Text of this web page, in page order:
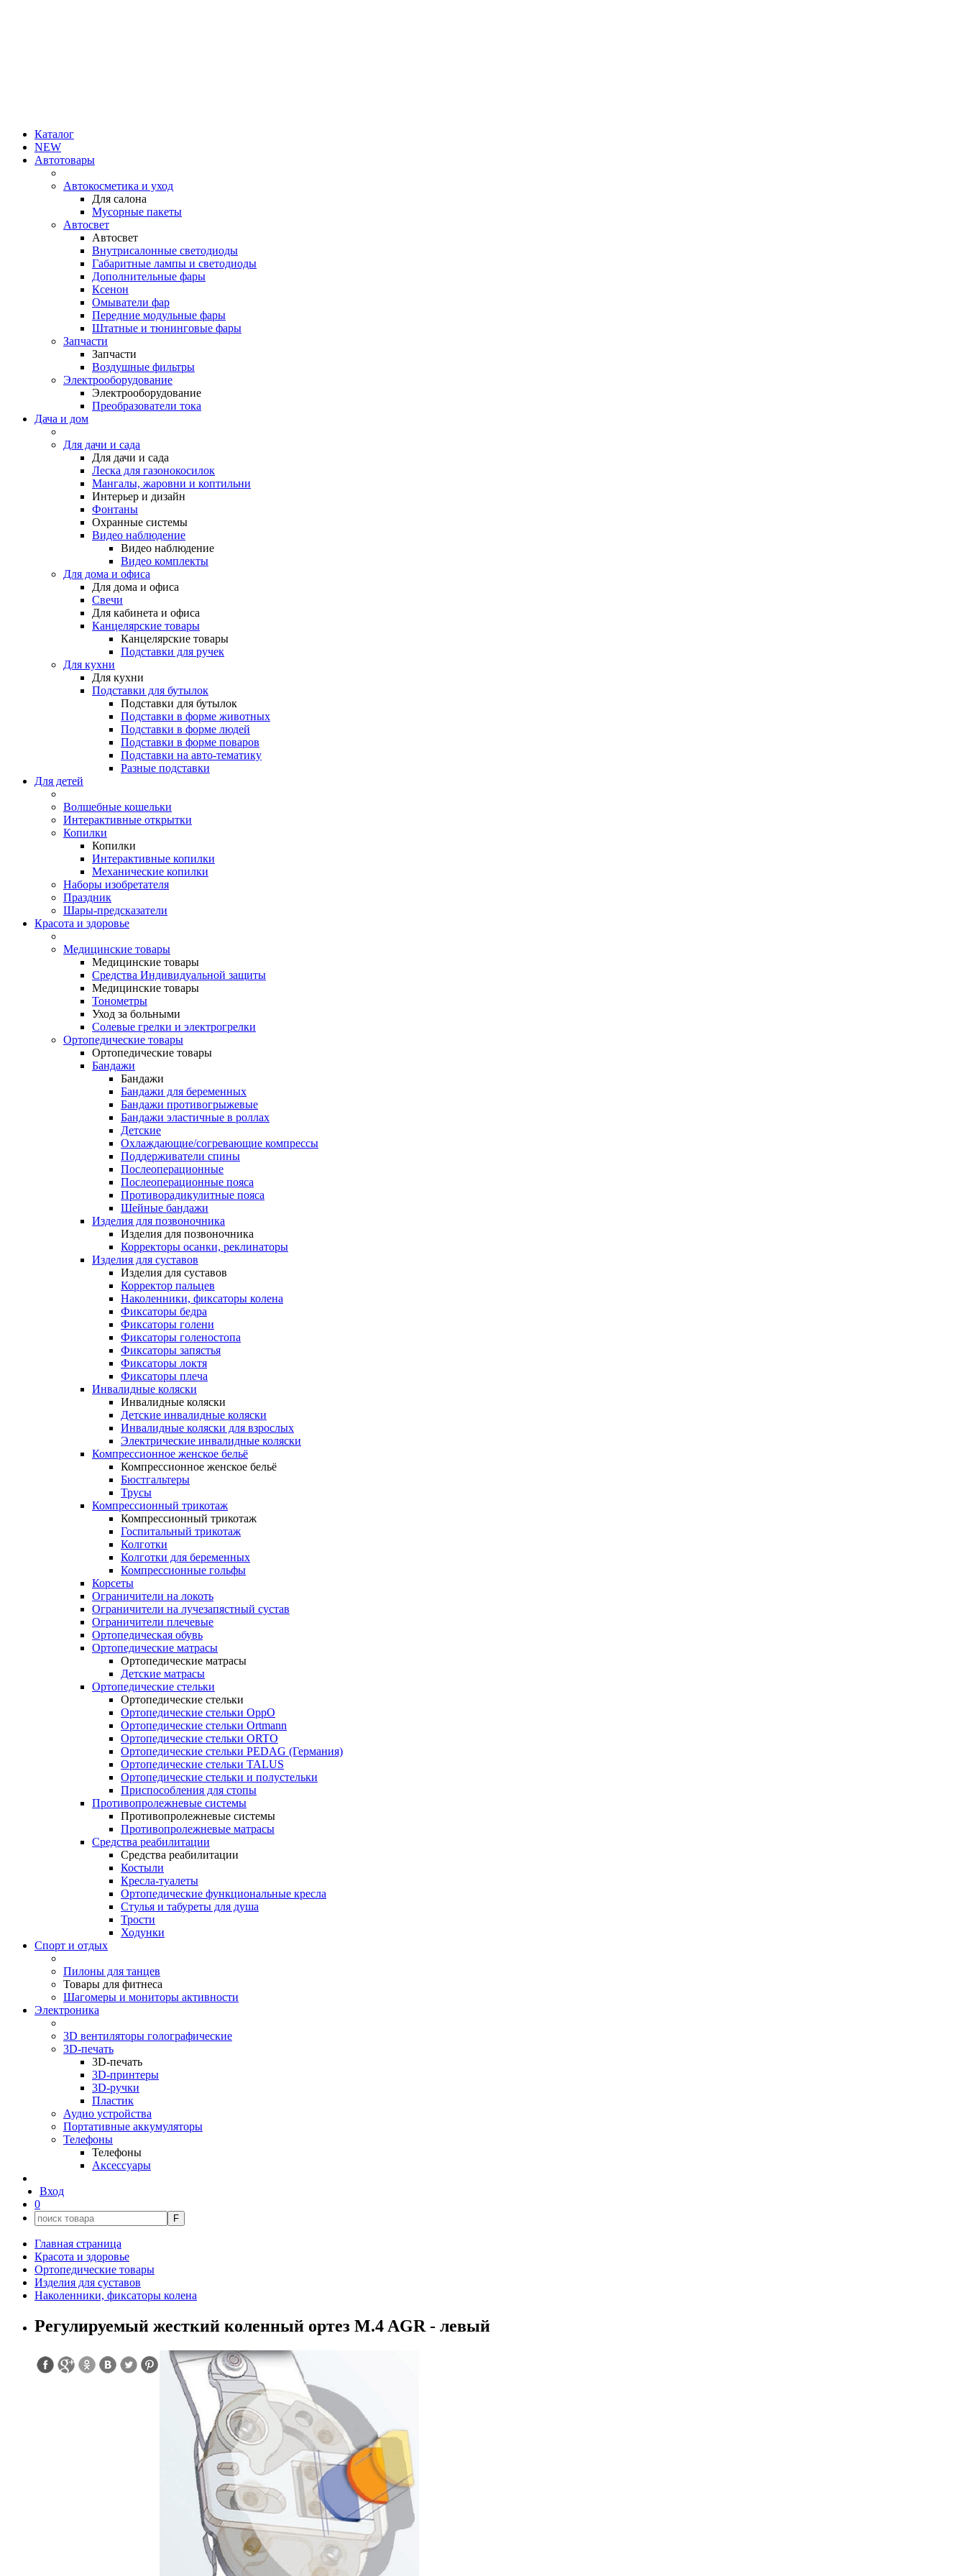
Каталог
NEW
Автотовары
Автокосметика и уход
Для салона
Мусорные пакеты
Автосвет
Автосвет
Внутрисалонные светодиоды
Габаритные лампы и светодиоды
Дополнительные фары
Ксенон
Омыватели фар
Передние модульные фары
Штатные и тюнинговые фары
Запчасти
Запчасти
Воздушные фильтры
Электрооборудование
Электрооборудование
Преобразователи тока
Дача и дом
Для дачи и сада
Для дачи и сада
Леска для газонокосилок
Мангалы, жаровни и коптильни
Интерьер и дизайн
Фонтаны
Охранные системы
Видео наблюдение
Видео наблюдение
Видео комплекты
Для дома и офиса
Для дома и офиса
Свечи
Для кабинета и офиса
Канцелярские товары
Канцелярские товары
Подставки для ручек
Для кухни
Для кухни
Подставки для бутылок
Подставки для бутылок
Подставки в форме животных
Подставки в форме людей
Подставки в форме поваров
Подставки на авто-тематику
Разные подставки
Для детей
Волшебные кошельки
Интерактивные открытки
Копилки
Копилки
Интерактивные копилки
Механические копилки
Наборы изобретателя
Праздник
Шары-предсказатели
Красота и здоровье
Медицинские товары
Медицинские товары
Средства Индивидуальной защиты
Медицинские товары
Тонометры
Уход за больными
Солевые грелки и электрогрелки
Ортопедические товары
Ортопедические товары
Бандажи
Бандажи
Бандажи для беременных
Бандажи противогрыжевые
Бандажи эластичные в роллах
Детские
Охлаждающие/согревающие компрессы
Поддерживатели спины
Послеоперационные
Послеоперационные пояса
Противорадикулитные пояса
Шейные бандажи
Изделия для позвоночника
Изделия для позвоночника
Корректоры осанки, реклинаторы
Изделия для суставов
Изделия для суставов
Корректор пальцев
Наколенники, фиксаторы колена
Фиксаторы бедра
Фиксаторы голени
Фиксаторы голеностопа
Фиксаторы запястья
Фиксаторы локтя
Фиксаторы плеча
Инвалидные коляски
Инвалидные коляски
Детские инвалидные коляски
Инвалидные коляски для взрослых
Электрические инвалидные коляски
Компрессионное женское бельё
Компрессионное женское бельё
Бюстгальтеры
Трусы
Компрессионный трикотаж
Компрессионный трикотаж
Госпитальный трикотаж
Колготки
Колготки для беременных
Компрессионные гольфы
Корсеты
Ограничители на локоть
Ограничители на лучезапястный сустав
Ограничители плечевые
Ортопедическая обувь
Ортопедические матрасы
Ортопедические матрасы
Детские матрасы
Ортопедические стельки
Ортопедические стельки
Ортопедические стельки OppO
Ортопедические стельки Ortmann
Ортопедические стельки ORTO
Ортопедические стельки PEDAG (Германия)
Ортопедические стельки TALUS
Ортопедические стельки и полустельки
Приспособления для стопы
Противопролежневые системы
Противопролежневые системы
Противопролежневые матрасы
Средства реабилитации
Средства реабилитации
Костыли
Кресла-туалеты
Ортопедические функциональные кресла
Стулья и табуреты для душа
Трости
Ходунки
Спорт и отдых
Пилоны для танцев
Товары для фитнеса
Шагомеры и мониторы активности
Электроника
3D вентиляторы голографические
3D-печать
3D-печать
3D-принтеры
3D-ручки
Пластик
Аудио устройства
Портативные аккумуляторы
Телефоны
Телефоны
Аксессуары
Вход
0
F
Главная страница
Красота и здоровье
Ортопедические товары
Изделия для суставов
Наколенники, фиксаторы колена
Регулируемый жесткий коленный ортез M.4 AGR - левый